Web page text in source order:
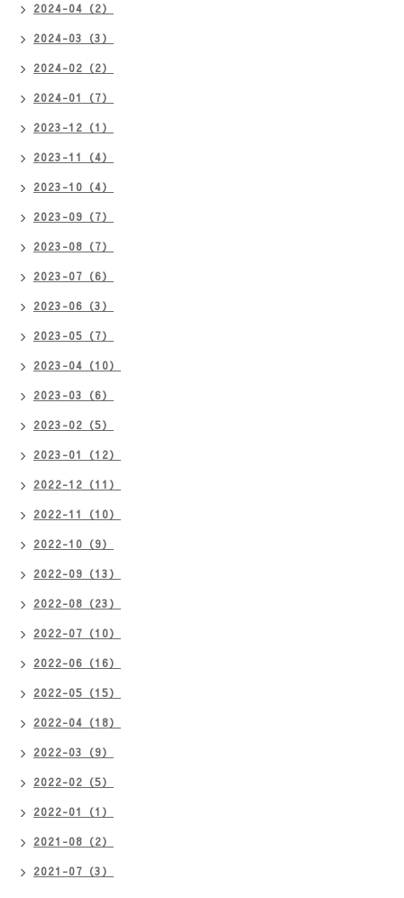
2024-04（2）
2024-03（3）
2024-02（2）
2024-01（7）
2023-12（1）
2023-11（4）
2023-10（4）
2023-09（7）
2023-08（7）
2023-07（6）
2023-06（3）
2023-05（7）
2023-04（10）
2023-03（6）
2023-02（5）
2023-01（12）
2022-12（11）
2022-11（10）
2022-10（9）
2022-09（13）
2022-08（23）
2022-07（10）
2022-06（16）
2022-05（15）
2022-04（18）
2022-03（9）
2022-02（5）
2022-01（1）
2021-08（2）
2021-07（3）